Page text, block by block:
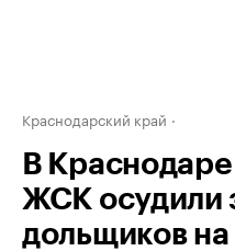
Краснодарский край
В
ЖСК осудили
дольщиков на